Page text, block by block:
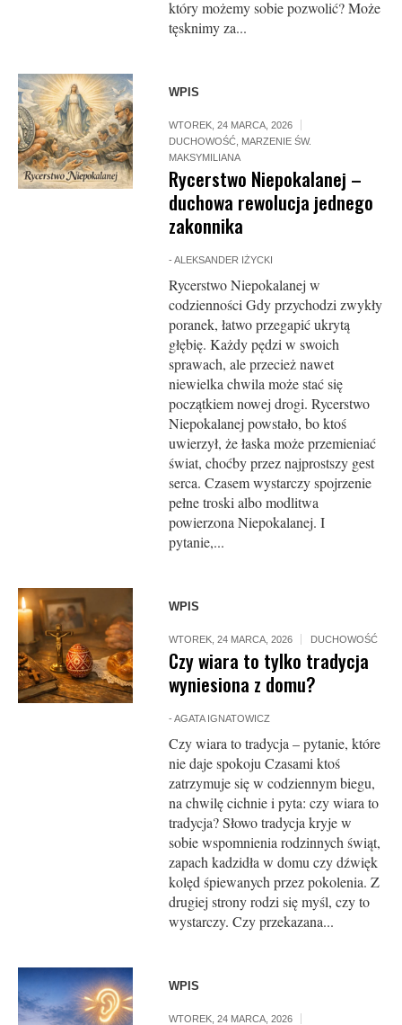
który możemy sobie pozwolić? Może
tęsknimy za...
WPIS
WTOREK, 24 MARCA, 2026
DUCHOWOŚĆ MARZENIE ŚW.
MAKSYMILIANA
Rycerstwo Niepokalanej –
duchowa rewolucja jednego
zakonnika
-ALEKSANDER IŻYCKI
Rycerstwo Niepokalanej w
codzienności Gdy przychodzi zwykły
poranek, łatwo przegapić ukrytą
głębię. Każdy pędzi w swoich
sprawach, ale przecież nawet
niewielka chwila może stać się
początkiem nowej drogi. Rycerstwo
Niepokalanej powstało, bo ktoś
uwierzył, że łaska może przemieniać
świat, choćby przez najprostszy gest
serca. Czasem wystarczy spojrzenie
pełne troski albo modlitwa
powierzona Niepokalanej. I
pytanie,...
WPIS
WTOREK, 24 MARCA, 2026 DUCHOWOŚĆ
Czy wiara to tylko tradycja
wyniesiona z domu?
-AGATA IGNATOWICZ
Czy wiara to tradycja – pytanie, które
nie daje spokoju Czasami ktoś
zatrzymuje się w codziennym biegu,
na chwilę cichnie i pyta: czy wiara to
tradycja? Słowo tradycja kryje w
sobie wspomnienia rodzinnych świąt,
zapach kadzidła w domu czy dźwięk
kolęd śpiewanych przez pokolenia. Z
drugiej strony rodzi się myśl, czy to
wystarczy. Czy przekazana...
WPIS
WTOREK, 24 MARCA, 2026